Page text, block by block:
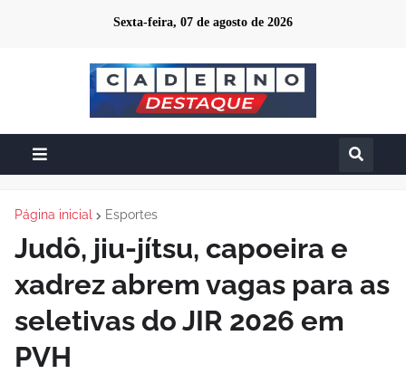
Sexta-feira, 07 de agosto de 2026
Página inicial Esportes
Judô, jiu-jítsu, capoeira e
xadrez abrem vagas para as
seletivas do JIR 2026 em
PVH